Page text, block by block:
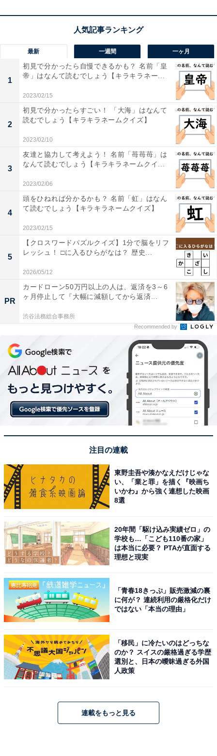
最新 一週間 一ヶ月
1
初見で分かったら自慢できるかも？ 名前「皇
帝」はなんて読むでしょう【キラキラネー...
2023/02/15
2
初見で分かったらすごい！ 「大海」はなんて
読むでしょう【キラキラネームクイズ】
2023/02/10
3
友達と協力して考えよう！ 名前「苺苺苺」は
なんて読むでしょう【キラキラネームクイ...
2023/02/06
4
頭をひねれば分かるかも？ 名前「虹」はなん
て読むでしょう【キラキラネームクイズ】
2023/02/15
5
【クロスワードパズルクイズ】1分で脳をリフ
レッシュ！ □に入るひらがなは？ 歴史...
2026/05/12
PR
カードローン50万円以上の人は、返済を3～6
ヶ月停止して『大幅に減額してから返済...
渋谷法務総合事務所
Recommended by
注目の連載
東野圭吾や湊かなえだけじゃな
い、「業と罪」を描く『映画ち
いかわ』から強く連想した映画
8選
20年間「駆け込み実績ゼロ」の
学校も…「こども110番の家」
は本当に必要？ PTAが直面する
理想と現実
「青春18きっぷ」販売激減の裏
に何が？ 連続利用の厳格化だけ
ではない「本当の理由」
「移民」に冷たいのはどっちな
のか？ スイスの厳格過ぎる学歴
選別と、日本の曖昧過ぎる外国
人政策
連載をもっと見る